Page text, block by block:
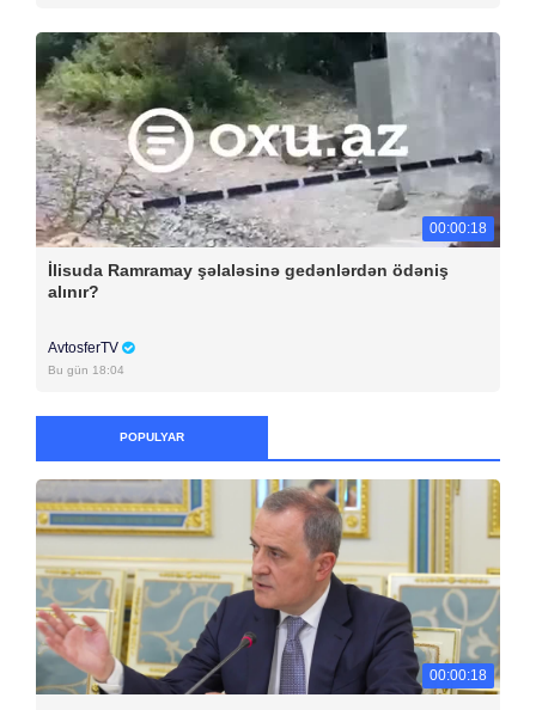
00:00:18
İlisuda Ramramay şəlaləsinə gedənlərdən ödəniş
alınır?
AvtosferTV
Bu gün 18:04
POPULYAR
00:00:18